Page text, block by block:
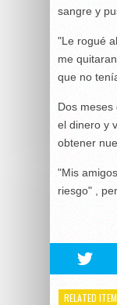
sangre y
"Le rogué
me
que no
Dos
el dinero y
obtener
"Mis
riesgo" ,
RELATED